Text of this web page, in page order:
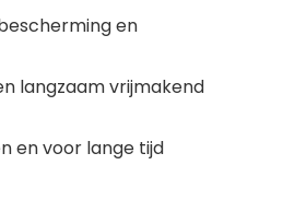
en
langzaam vrijmakend
en voor lange tijd